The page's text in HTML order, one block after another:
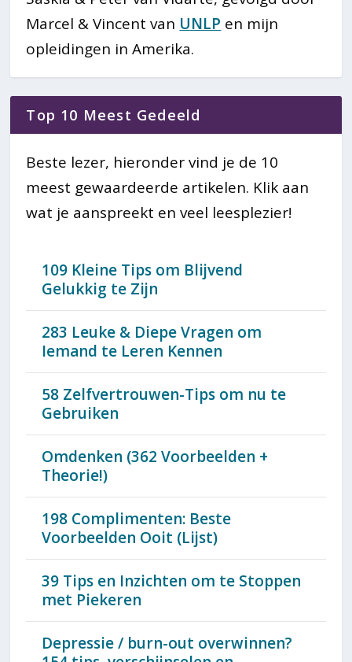
Marcel & Vincent van UNLP en mijn
opleidingen in Amerika.
Top 10 Meest Gedeeld
Beste lezer, hieronder vind je de 10
meest gewaardeerde artikelen. Klik aan
wat je aanspreekt en veel leesplezier!
109 Kleine Tips om Blijvend
Gelukkig te Zijn
283 Leuke & Diepe Vragen om
Iemand te Leren Kennen
58 Zelfvertrouwen-Tips om nu te
Gebruiken
Omdenken (362 Voorbeelden +
Theorie!)
198 Complimenten: Beste
Voorbeelden Ooit (Lijst)
39 Tips en Inzichten om te Stoppen
met Piekeren
Depressie / burn-out overwinnen?